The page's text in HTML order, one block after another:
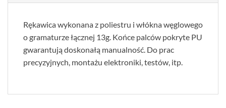
Rękawica wykonana z poliestru i włókna węglowego
o gramaturze łącznej 13g. Końce palców pokryte PU
gwarantują doskonałą manualność. Do prac
precyzyjnych, montażu elektroniki, testów, itp.